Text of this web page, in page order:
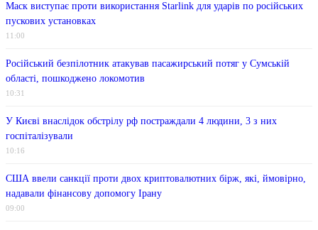
Маск виступає проти використання Starlink для ударів по російських
пускових установках
11:00
Російський безпілотник атакував пасажирський потяг у Сумській
області, пошкоджено локомотив
10:31
У Києві внаслідок обстрілу рф постраждали 4 людини, 3 з них
госпіталізували
10:16
США ввели санкції проти двох криптовалютних бірж, які, ймовірно,
надавали фінансову допомогу Ірану
09:00